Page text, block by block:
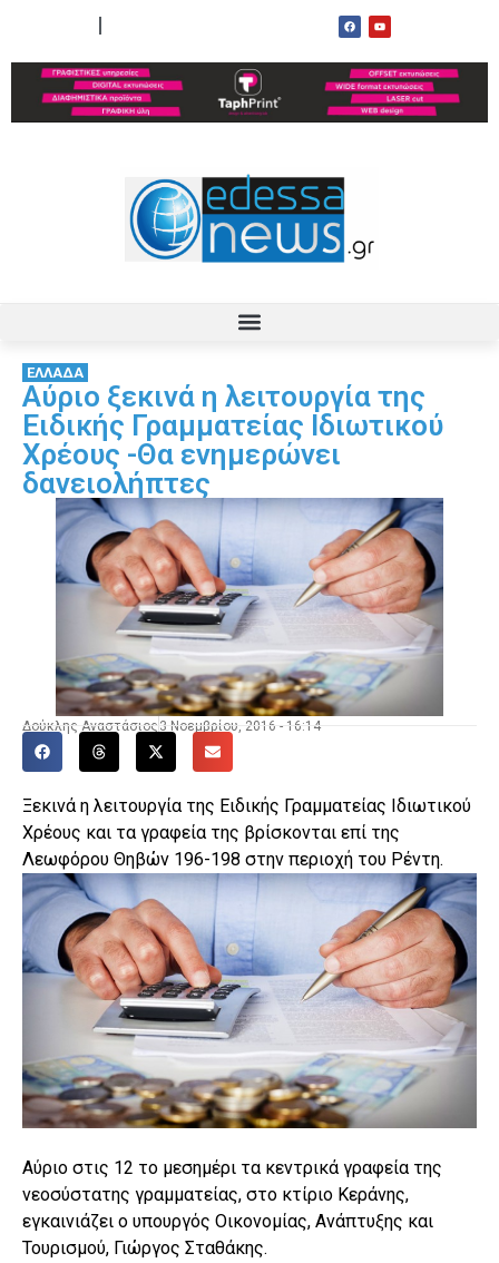
ΕΛΛΑΔΑ
Αύριο ξεκινά η λειτουργία της
Ειδικής Γραμματείας Ιδιωτικού
Χρέους -Θα ενημερώνει
δανειολήπτες
Δούκλης Αναστάσιος 3 Νοεμβρίου, 2016 - 16:14
Ξεκινά η λειτουργία της Ειδικής Γραμματείας Ιδιωτικού
Χρέους και τα γραφεία της βρίσκονται επί της
Λεωφόρου Θηβών 196-198 στην περιοχή του Ρέντη.
Αύριο στις 12 το μεσημέρι τα κεντρικά γραφεία της
νεοσύστατης γραμματείας, στο κτίριο Κεράνης,
εγκαινιάζει ο υπουργός Οικονομίας, Ανάπτυξης και
Τουρισμού, Γιώργος Σταθάκης.